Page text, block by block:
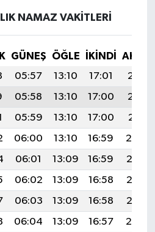
NAMAZ VAKITLERI
GÜNEŞ ÖĞLE İKINDI
05:57 13:10 17:01
20:13
05:58 13:10 17:00
20:12
05:59 13:10 17:00
20:11
06:00 13:10 16:59
20:09
06:01 13:09 16:59
20:08
06:02 13:09 16:58
20:07
06:03 13:09 16:58
20:05
06:04 13:09 16:57
20:04